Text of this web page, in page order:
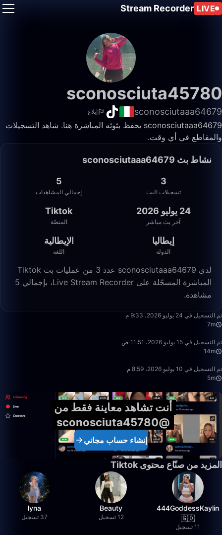
LIVE
Stream Recorder
sconosciuta45780
sconosciutaaa64679 إبلاغ
sconosciutaaa64679 يحفظ بثوثه المباشرة هنا. شاهد التسجيلات
والمقاطع في أي وقت.
نشاط بث sconosciutaaa64679
3
تسجيلات البث
5
إجمالي المشاهدات
24 يوليو 2026
آخر بث مباشر
Tiktok
المنصّة
إيطاليا
الدولة
الإيطالية
اللغة
لدى sconosciutaaa64679 عدد 3 من عمليات بث Tiktok
المباشرة المسجّلة على Live Stream Recorder، بإجمالي 5
مشاهدة.
تم التسجيل في 24 يوليو 2026، 9:33 م
7m
13:59
تم التسجيل في 15 يوليو 2026، 11:51 ص
14m
5:07
تم التسجيل في 10 يوليو 2026، 8:59 م
5m
أنت تشاهد معاينة فقط من
@sconosciuta45780
إنشاء حساب مجاني
المزيد من صنّاع محتوى Tiktok
444GoddessKaylin
🇬🇩
11 تسجيل
Beauty
12 تسجيل
lyna
37 تسجيل